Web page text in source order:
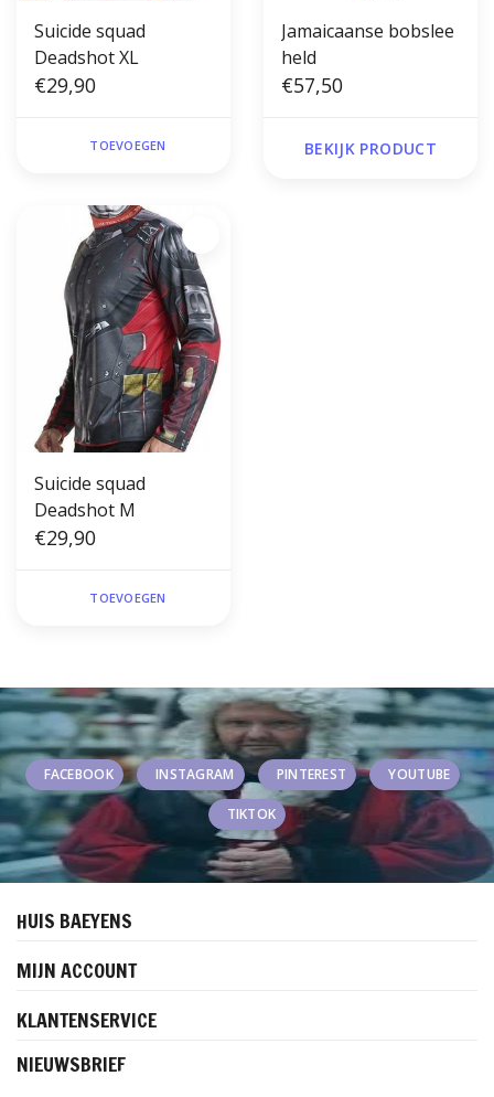
Suicide squad
Deadshot XL
€29,90
TOEVOEGEN
Jamaicaanse bobslee
held
€57,50
BEKIJK PRODUCT
Suicide squad
Deadshot M
€29,90
TOEVOEGEN
FACEBOOK INSTAGRAM PINTEREST YOUTUBE
TIKTOK
HUIS BAEYENS
MIJN ACCOUNT
KLANTENSERVICE
NIEUWSBRIEF